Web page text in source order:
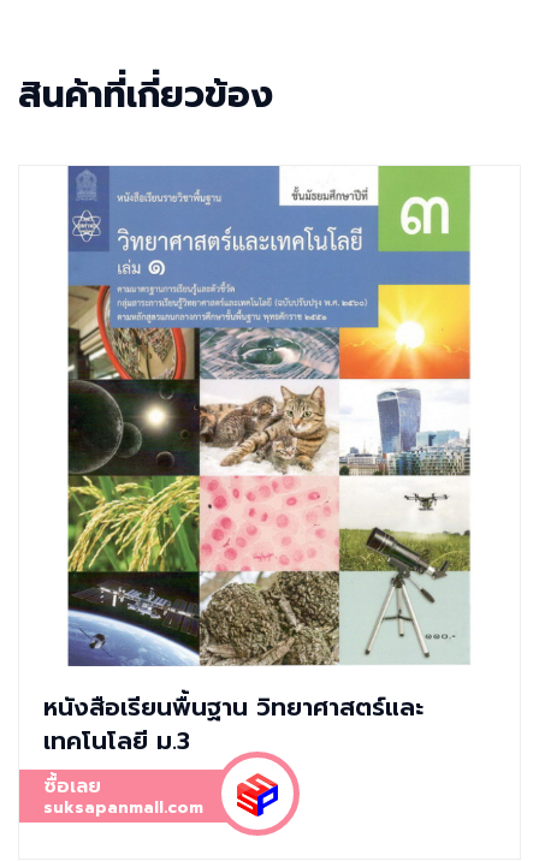
สินค้าที่เกี่ยวข้อง
หนังสือเรียนพื้นฐาน วิทยาศาสตร์และ
เทคโนโลยี ม.3
ซื้อเลย
suksapanmall.com